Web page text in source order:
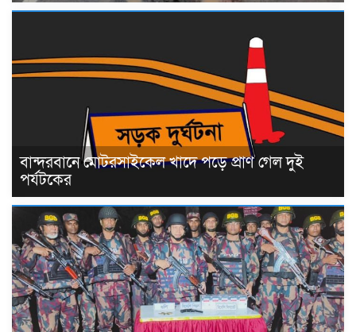
বান্দরবানে মোটরসাইকেল খাদে পড়ে প্রাণ গেল দুই
পর্যটকের